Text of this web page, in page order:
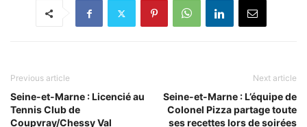
Previous article
Seine-et-Marne : Licencié au
Tennis Club de
Coupvray/Chessy Val
Next article
Seine-et-Marne : L’équipe de
Colonel Pizza partage toute
ses recettes lors de soirées